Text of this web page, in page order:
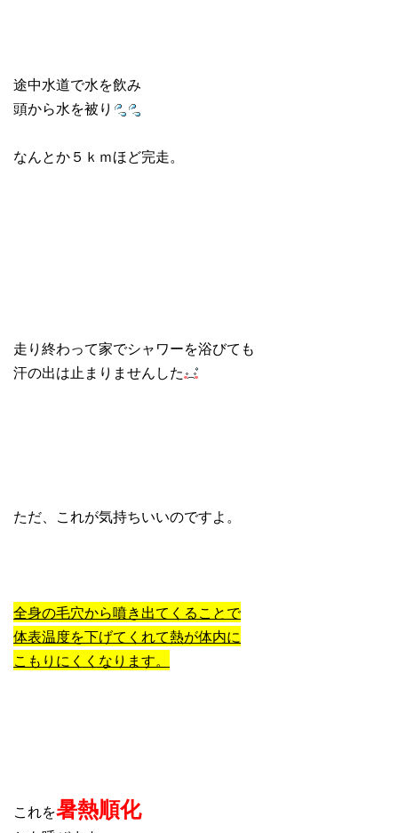
途中水道で水を飲み
頭から水を被り
なんとか５ｋｍほど完走。
走り終わって家でシャワーを浴びても
汗の出は止まりませんした
ただ、これが気持ちいいのですよ。
全身の毛穴から噴き出てくることで
体表温度を下げてくれて熱が体内に
こもりにくくなります。
これを暑熱順化